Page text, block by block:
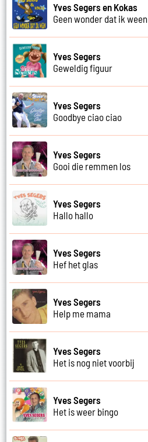
Yves Segers en Kokas
Geen wonder dat ik ween
Yves Segers
Geweldig figuur
Yves Segers
Goodbye ciao ciao
Yves Segers
Gooi die remmen los
Yves Segers
Hallo hallo
Yves Segers
Hef het glas
Yves Segers
Help me mama
Yves Segers
Het is nog niet voorbij
Yves Segers
Het is weer bingo